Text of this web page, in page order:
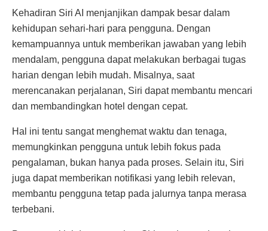
Kehadiran Siri AI menjanjikan dampak besar dalam
kehidupan sehari-hari para pengguna. Dengan
kemampuannya untuk memberikan jawaban yang lebih
mendalam, pengguna dapat melakukan berbagai tugas
harian dengan lebih mudah. Misalnya, saat
merencanakan perjalanan, Siri dapat membantu mencari
dan membandingkan hotel dengan cepat.
Hal ini tentu sangat menghemat waktu dan tenaga,
memungkinkan pengguna untuk lebih fokus pada
pengalaman, bukan hanya pada proses. Selain itu, Siri
juga dapat memberikan notifikasi yang lebih relevan,
membantu pengguna tetap pada jalurnya tanpa merasa
terbebani.